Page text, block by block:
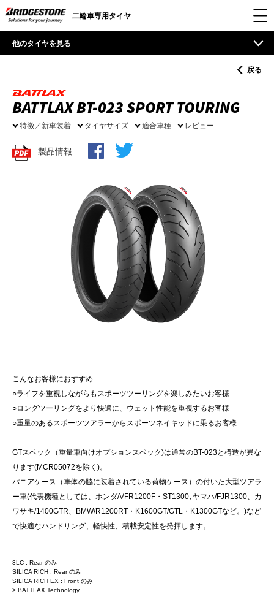
二輪車専用タイヤ
他のタイヤを見る
戻る
BATTLAX BT-023 SPORT TOURING
特徴／新車装着 タイヤサイズ 適合車種 レビュー
製品情報
こんなお客様におすすめ
○ライフを重視しながらもスポーツツーリングを楽しみたいお客様
○ロングツーリングをより快適に、ウェット性能を重視するお客様
○重量のあるスポーツツアラーからスポーツネイキッドに乗るお客様
GTスペック（重量車向けオプションスペック)は通常のBT-023と構造が異な
ります(MCR05072を除く)。
パニアケース（車体の脇に装着されている荷物ケース）の付いた大型ツアラ
ー車(代表機種としては、ホンダ/VFR1200F・ST1300､ヤマハ/FJR1300、カ
ワサキ/1400GTR、BMW/R1200RT・K1600GT/GTL・K1300GTなど。)など
で快適なハンドリング、軽快性、積載安定性を発揮します。
3LC : Rear のみ
SILICA RICH : Rear のみ
SILICA RICH EX : Front のみ
> BATTLAX Technology